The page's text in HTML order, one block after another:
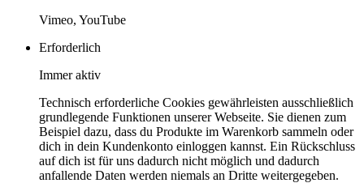
Vimeo, YouTube
Erforderlich
Immer aktiv
Technisch erforderliche Cookies gewährleisten ausschließlich
grundlegende Funktionen unserer Webseite. Sie dienen zum
Beispiel dazu, dass du Produkte im Warenkorb sammeln oder
dich in dein Kundenkonto einloggen kannst. Ein Rückschluss
auf dich ist für uns dadurch nicht möglich und dadurch
anfallende Daten werden niemals an Dritte weitergegeben.